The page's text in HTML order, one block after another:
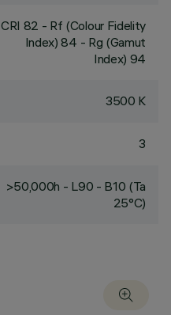
CRI 82 - Rf (Colour Fidelity
Index) 84 - Rg (Gamut
Index) 94
3500 K
3
>50,000h - L90 - B10 (Ta
25°C)